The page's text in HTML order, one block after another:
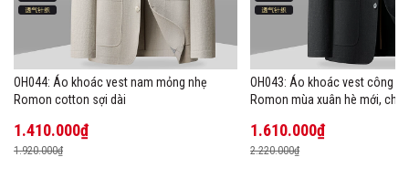
OH044: Áo khoác vest nam mỏng nhẹ
Romon cotton sợi dài
1.410.000₫
1.920.000₫
OH043: Áo khoác vest công
Romon mùa xuân hè mới,
1.610.000₫
2.220.000₫